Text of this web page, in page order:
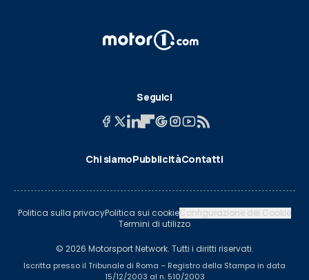
Seguici
Chi siamoPubblicitàContatti
Politica sulla privacyPolitica sui cookieConfigurazione dei Cookie
Termini di utilizzo
© 2026 Motorsport Network. Tutti i diritti riservati.
Iscritta presso il Tribunale di Roma – Registro della Stampa in data
15/12/2003 al n. 510/2003